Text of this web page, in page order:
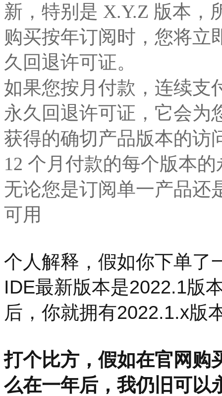
新，特别是 X.Y.Z 版本，
购买按年订阅时，您将立
久回退许可证。
如果您按月付款，连续支
永久回退许可证，它会为
获得的确切产品版本的访
12 个月付款的每个版本
无论您是订阅单一产品还
可用
个人解释，假如你下单了
IDE最新版本是2022.1版
后，你就拥有2022.1.x版
打个比方，假如在官网购
么在一年后，我仍旧可以